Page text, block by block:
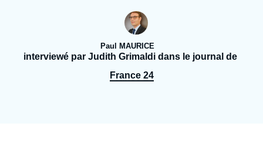
Se connecter
Proche-Orient
Paul MAURICE
interviewé par Judith Grimaldi dans le journal de
France 24